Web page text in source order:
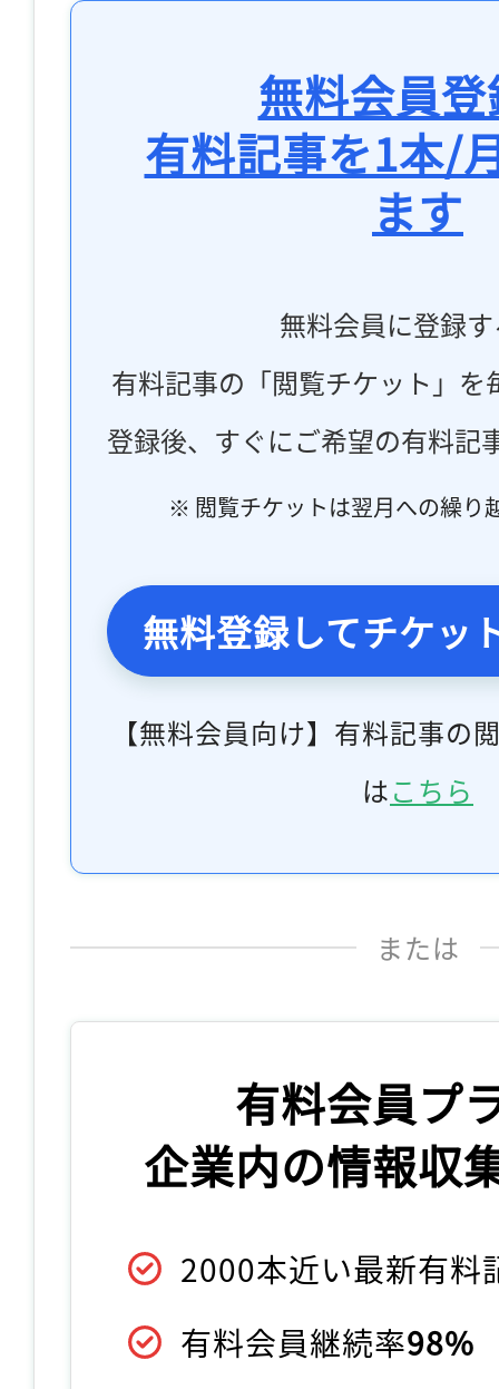
無料会員
有料記事を1本/
ます
無料会員に登録
有料記事の「閲覧チケット」
登録後、すぐにご希望の有料記
※ 閲覧チケットは翌月への繰り
無料登録してチケッ
【無料会員向け】有料記事の
はこちら
または
有料会員プ
企業内の情報収
2000本近い最新有料
有料会員継続率98%